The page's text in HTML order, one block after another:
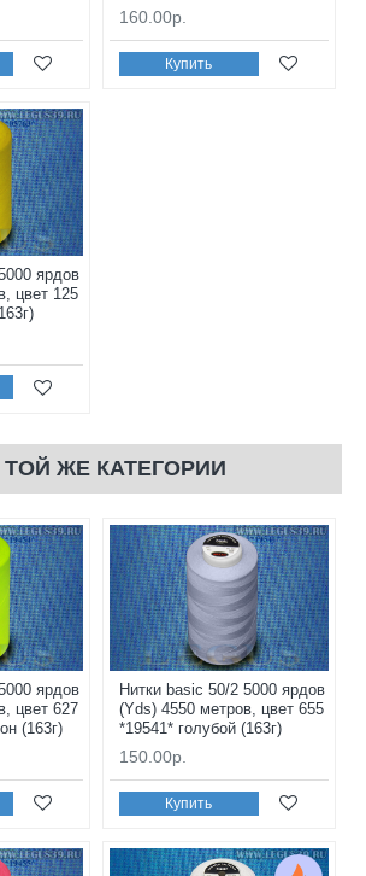
160.00р.
Купить
ярдов
цвет 125
ЖЕ КАТЕГОРИИ
ярдов
цвет 627
(163г)
Нитки basic 50/2 5000 ярдов
(Yds) 4550 метров, цвет 655
*19541* голубой (163г)
150.00р.
Купить